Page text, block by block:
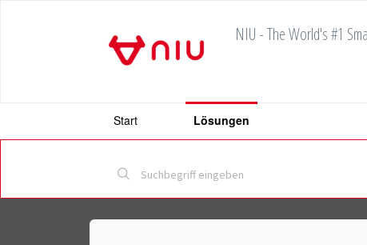
NIU - The World's #1
Start Lösungen